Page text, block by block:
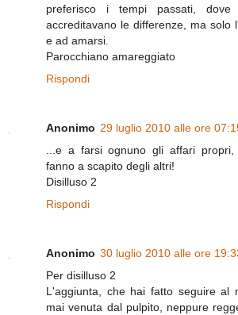
preferisco i tempi passati,
accreditavano le differenze, ma solo
e ad amarsi.
Parocchiano amareggiato
Rispondi
Anonimo 29 luglio 2010 alle ore
...e a farsi ognuno gli affari
fanno a scapito degli altri!
Disilluso 2
Rispondi
Anonimo 30 luglio 2010 alle ore
Per disilluso 2
L'aggiunta, che hai fatto seguire al
mai venuta dal pulpito, neppure